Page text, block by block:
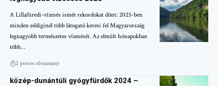
A Lillafüredi-vízesés ismét rekordokat dönt: 2025-ben
minden eddiginél több látogató keresi fel Magyarország
legnagyobb természetes vízesését. Az elmúlt hónapokban
több…
2 perces olvasmány
közép-dunántúli gyógyfürdők 2024 –